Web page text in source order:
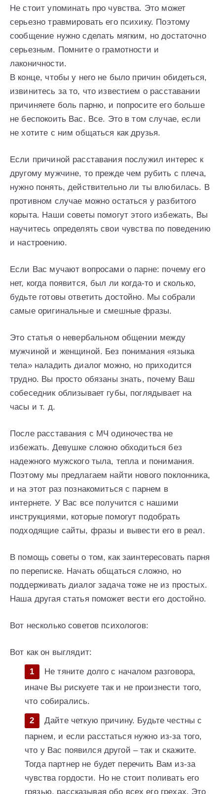
Не стоит упоминать про чувства. Это может
серьезно травмировать его психику. Поэтому
сообщение нужно сделать мягким, но достаточно
серьезным. Помните о грамотности и
лаконичности.
В конце, чтобы у него не было причин обидеться,
извинитесь за то, что известием о расставании
причиняете боль парню, и попросите его больше
не беспокоить Вас. Все. Это в том случае, если
не хотите с ним общаться как друзья.
Если причиной расставания послужил интерес к
другому мужчине, то прежде чем рубить с плеча,
нужно понять, действительно ли ты влюбилась. В
противном случае можно остаться у разбитого
корыта. Наши советы помогут этого избежать, Вы
научитесь определять свои чувства по поведению
и настроению.
Если Вас мучают вопросами о парне: почему его
нет, когда появится, был ли когда-то и сколько,
будьте готовы ответить достойно. Мы собрали
самые оригинальные и смешные фразы.
Это статья о невербальном общении между
мужчиной и женщиной. Без понимания «языка
тела» наладить диалог можно, но приходится
трудно. Вы просто обязаны знать, почему Ваш
собеседник облизывает губы, поглядывает на
часы и т. д.
После расставания с МЧ одиночества не
избежать. Девушке сложно обходиться без
надежного мужского тыла, тепла и понимания.
Поэтому мы предлагаем найти нового поклонника,
и на этот раз познакомиться с парнем в
интернете. У Вас все получится с нашими
инструкциями, которые помогут подобрать
подходящие сайты, фразы и вывести его в реал.
В помощь советы о том, как заинтересовать парня
по переписке. Начать общаться сложно, но
поддерживать диалог задача тоже не из простых.
Наша другая статья поможет вести его достойно.
Вот несколько советов психологов:
Вот как он выглядит:
Не тяните долго с началом разговора,
иначе Вы рискуете так и не произнести того,
что собирались.
Дайте четкую причину. Будьте честны с
парнем, и если расстаться нужно из-за того,
что у Вас появился другой – так и скажите.
Тогда партнер не будет перечить Вам из-за
чувства гордости. Но не стоит поливать его
грязью, рассказывая обо всех его грехах. Это